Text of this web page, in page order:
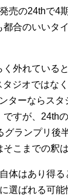
売の24thで4
都合のいいタ
く外れている
ジオではな
ターならスタ
すが、24th
ランプリ後
こまでの釈
体はあり得る
選ばれる可能